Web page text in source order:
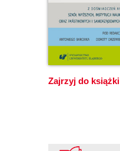
Zajrzyj do książki